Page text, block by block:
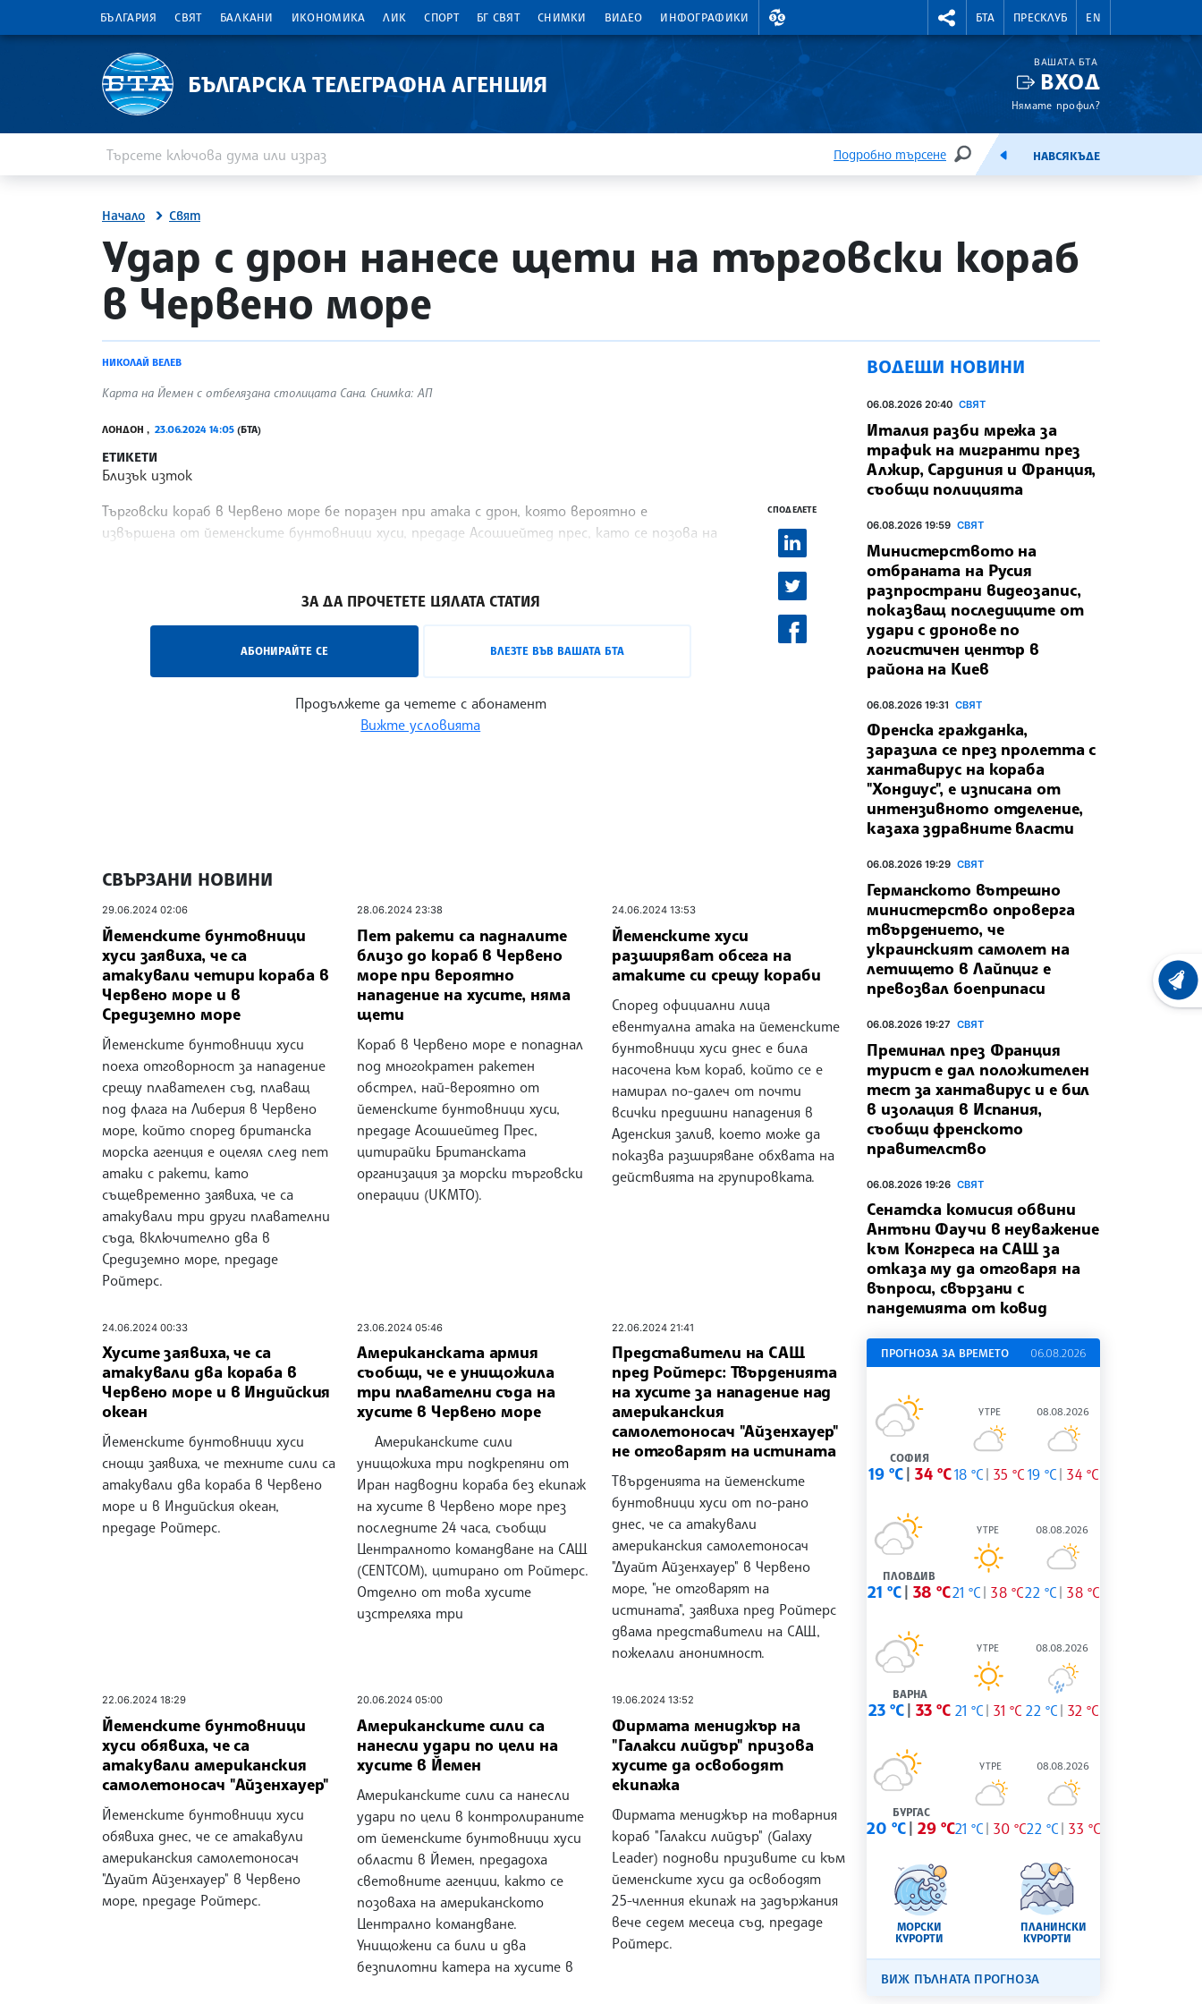
БЪЛГАРИЯ СВЯТ БАЛКАНИ ИКОНОМИКА ЛИК СПОРТ БГ СВЯТ СНИМКИ ВИДЕО ИНФОГРАФИКИ
ВАЛУТНИ КУРСОВЕ RIGHTMENU.SOCIAL
БТА ПРЕСКЛУБ EN
БЪЛГАРСКА ТЕЛЕГРАФНА АГЕНЦИЯ
ВАШАТА БТА
ВХОД
Нямате профил?
Подробно търсене
ТЪРСЕНЕЕМИСИЯНАВСЯКЪДЕ
Начало Свят
site.bta
Удар с дрон нанесе щети на търговски кораб
в Червено море
НИКОЛАЙ ВЕЛЕВ
Карта на Йемен с отбелязана столицата Сана. Снимка: АП
ЛОНДОН , 23.06.2024 14:05 (БТА)
ЕТИКЕТИ
Близък изток
Търговски кораб в Червено море бе поразен при атака с дрон, която вероятно е
извършена от йеменските бунтовници хуси, предаде Асошиейтед прес, като се позова на
ЗА ДА ПРОЧЕТЕТЕ ЦЯЛАТА СТАТИЯ
АБОНИРАЙТЕ СЕ ВЛЕЗТЕ ВЪВ ВАШАТА БТА
Продължете да четете с абонамент
Вижте условията
СПОДЕЛЕТЕ
СВЪРЗАНИ НОВИНИ
29.06.2024 02:06
Йеменските бунтовници
хуси заявиха, че са
атакували четири кораба в
Червено море и в
Средиземно море
Йеменските бунтовници хуси
поеха отговорност за нападение
срещу плавателен съд, плаващ
под флага на Либерия в Червено
море, който според британска
морска агенция е оцелял след пет
атаки с ракети, като
същевременно заявиха, че са
атакували три други плавателни
съда, включително два в
Средиземно море, предаде
Ройтерс.
28.06.2024 23:38
Пет ракети са падналите
близо до кораб в Червено
море при вероятно
нападение на хусите, няма
щети
Кораб в Червено море е попаднал
под многократен ракетен
обстрел, най-вероятно от
йеменските бунтовници хуси,
предаде Асошиейтед Прес,
цитирайки Британската
организация за морски търговски
операции (UKMTO).
24.06.2024 13:53
Йеменските хуси
разширяват обсега на
атаките си срещу кораби
Според официални лица
евентуална атака на йеменските
бунтовници хуси днес е била
насочена към кораб, който се е
намирал по-далеч от почти
всички предишни нападения в
Аденския залив, което може да
показва разширяване обхвата на
действията на групировката.
24.06.2024 00:33
Хусите заявиха, че са
атакували два кораба в
Червено море и в Индийския
океан
Йеменските бунтовници хуси
снощи заявиха, че техните сили са
атакували два кораба в Червено
море и в Индийския океан,
предаде Ройтерс.
23.06.2024 05:46
Американската армия
съобщи, че е унищожила
три плавателни съда на
хусите в Червено море
Американските сили
унищожиха три подкрепяни от
Иран надводни кораба без екипаж
на хусите в Червено море през
последните 24 часа, съобщи
Централното командване на САЩ
(CENTCOM), цитирано от Ройтерс.
Отделно от това хусите
изстреляха три
22.06.2024 21:41
Представители на САЩ
пред Ройтерс: Твърденията
на хусите за нападение над
американския
самолетоносач "Айзенхауер"
не отговарят на истината
Твърденията на йеменските
бунтовници хуси от по-рано
днес, че са атакували
американския самолетоносач
"Дуайт Айзенхауер" в Червено
море, "не отговарят на
истината", заявиха пред Ройтерс
двама представители на САЩ,
пожелали анонимност.
22.06.2024 18:29
Йеменските бунтовници
хуси обявиха, че са
атакували американския
самолетоносач "Айзенхауер"
Йеменските бунтовници хуси
обявиха днес, че се атакавули
американския самолетоносач
"Дуайт Айзенхауер" в Червено
море, предаде Ройтерс.
20.06.2024 05:00
Американските сили са
нанесли удари по цели на
хусите в Йемен
Американските сили са нанесли
удари по цели в контролираните
от йеменските бунтовници хуси
области в Йемен, предадоха
световните агенции, както се
позоваха на американското
Централно командване.
Унищожени са били и два
безпилотни катера на хусите в
19.06.2024 13:52
Фирмата мениджър на
"Галакси лийдър" призова
хусите да освободят
екипажа
Фирмата мениджър на товарния
кораб "Галакси лийдър" (Galaxy
Leader) поднови призивите си към
йеменските хуси да освободят
25-членния екипаж на задържания
вече седем месеца съд, предаде
Ройтерс.
ВОДЕЩИ НОВИНИ
06.08.2026 20:40 СВЯТ
Италия разби мрежа за
трафик на мигранти през
Алжир, Сардиния и Франция,
съобщи полицията
06.08.2026 19:59 СВЯТ
Министерството на
отбраната на Русия
разпространи видеозапис,
показващ последиците от
удари с дронове по
логистичен център в
района на Киев
06.08.2026 19:31 СВЯТ
Френска гражданка,
заразила се през пролетта с
хантавирус на кораба
"Хондиус", е изписана от
интензивното отделение,
казаха здравните власти
06.08.2026 19:29 СВЯТ
Германското вътрешно
министерство опроверга
твърдението, че
украинският самолет на
летището в Лайпциг е
превозвал боеприпаси
06.08.2026 19:27 СВЯТ
Преминал през Франция
турист е дал положителен
тест за хантавирус и е бил
в изолация в Испания,
съобщи френското
правителство
06.08.2026 19:26 СВЯТ
Сенатска комисия обвини
Антъни Фаучи в неуважение
към Конгреса на САЩ за
отказа му да отговаря на
въпроси, свързани с
пандемията от ковид
ПРОГНОЗА ЗА ВРЕМЕТО 06.08.2026
СОФИЯ
19 °C 34 °C
УТРЕ
18 °C 35 °C
08.08.2026
19 °C 34 °C
ПЛОВДИВ
21 °C 38 °C
УТРЕ
21 °C 38 °C
08.08.2026
22 °C 38 °C
ВАРНА
23 °C 33 °C
УТРЕ
21 °C 31 °C
08.08.2026
22 °C 32 °C
БУРГАС
20 °C 29 °C
УТРЕ
21 °C 30 °C
08.08.2026
22 °C 33 °C
МОРСКИ
КУРОРТИ
ПЛАНИНСКИ
КУРОРТИ
ВИЖ ПЪЛНАТА ПРОГНОЗА